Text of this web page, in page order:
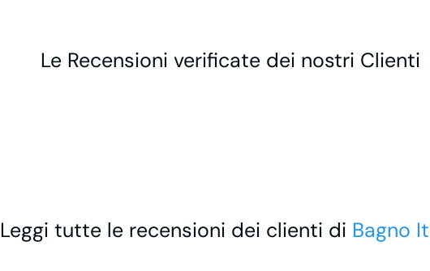
Le Recensioni verificate dei nostri Clienti
Leggi tutte le recensioni dei clienti di Bagno